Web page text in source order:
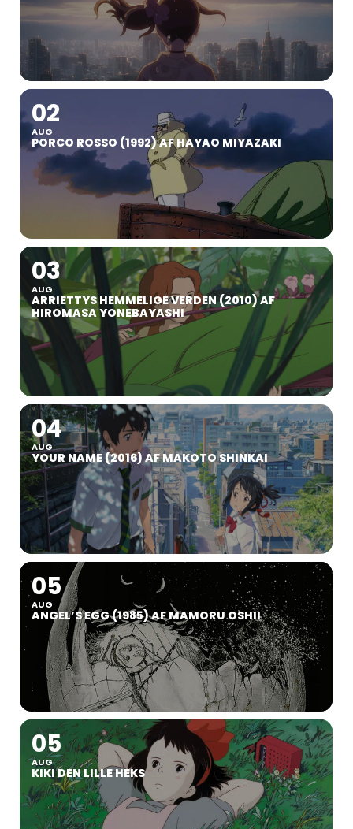
02
AUG
PORCO ROSSO (1992) AF HAYAO MIYAZAKI
03
AUG
ARRIETTYS HEMMELIGE VERDEN (2010) AF
HIROMASA YONEBAYASHI
04
AUG
YOUR NAME (2016) AF MAKOTO SHINKAI
05
AUG
ANGEL’S EGG (1985) AF MAMORU OSHII
05
AUG
KIKI DEN LILLE HEKS